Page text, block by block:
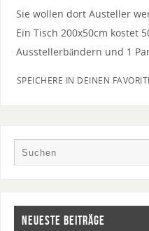
Sie wollen dort Austeller
Ein Tisch 200x50cm kostet
Ausstellerbändern und 1
SPEICHERE IN DEINEN
NEUESTE BEITRÄGE